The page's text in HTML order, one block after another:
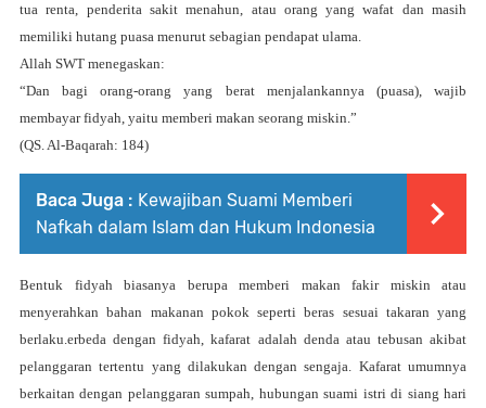
tua renta, penderita sakit menahun, atau orang yang wafat dan masih
memiliki hutang puasa menurut sebagian pendapat ulama.
Allah SWT menegaskan:
“Dan bagi orang-orang yang berat menjalankannya (puasa), wajib
membayar fidyah, yaitu memberi makan seorang miskin.”
(QS. Al-Baqarah: 184)
Baca Juga : Kewajiban Suami Memberi
Nafkah dalam Islam dan Hukum Indonesia
Bentuk fidyah biasanya berupa memberi makan fakir miskin atau
menyerahkan bahan makanan pokok seperti beras sesuai takaran yang
berlaku.erbeda dengan fidyah, kafarat adalah denda atau tebusan akibat
pelanggaran tertentu yang dilakukan dengan sengaja. Kafarat umumnya
berkaitan dengan pelanggaran sumpah, hubungan suami istri di siang hari